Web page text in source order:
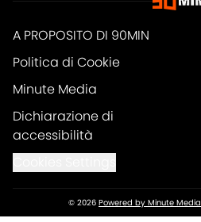
A PROPOSITO DI 90MIN
Politica di Cookie
Minute Media
Dichiarazione di
accessibilità
© 2026 Powered by Minute Media